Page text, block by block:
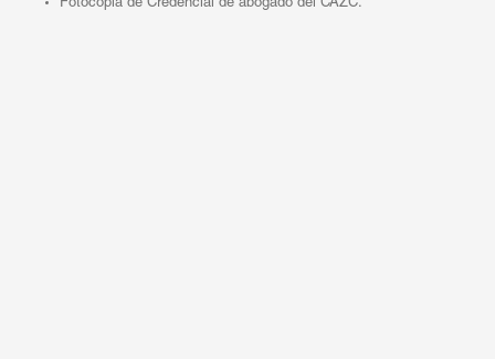
Fotocopia de Credencial de abogado del CAZC.